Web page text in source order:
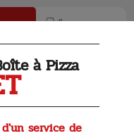
Livraison
à Pizza
service de